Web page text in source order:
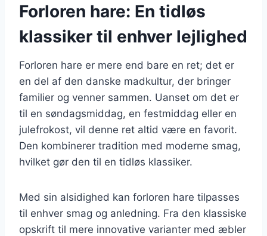
Forloren hare: En tidløs
klassiker til enhver lejlighed
Forloren hare er mere end bare en ret; det er
en del af den danske madkultur, der bringer
familier og venner sammen. Uanset om det er
til en søndagsmiddag, en festmiddag eller en
julefrokost, vil denne ret altid være en favorit.
Den kombinerer tradition med moderne smag,
hvilket gør den til en tidløs klassiker.
Med sin alsidighed kan forloren hare tilpasses
til enhver smag og anledning. Fra den klassiske
opskrift til mere innovative varianter med æbler